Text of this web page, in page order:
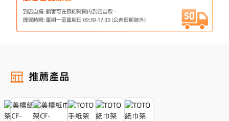
推薦產品